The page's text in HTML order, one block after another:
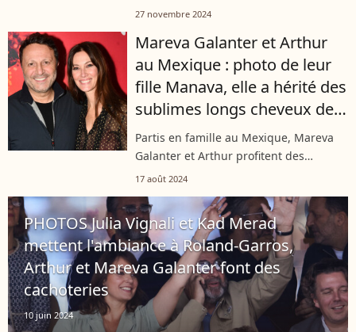
animatrice... Tant de casquettes qu'elle
qui sort ce mercredi 27 novembre...
27 novembre 2024
Mareva Galanter et Arthur
au Mexique : photo de leur
fille Manava, elle a hérité des
sublimes longs cheveux de
sa maman
Partis en famille au Mexique, Mareva
Galanter et Arthur profitent des
sunsets paradisiaques du pays avec
beauté a dévoilé une photographie
de...
17 août 2024
PHOTOS Julia Vignali et Kad Merad
mettent l'ambiance à Roland-Garros,
Arthur et Mareva Galanter font des
cachoteries
10 juin 2024